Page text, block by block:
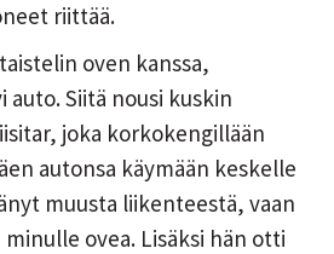
riittää.
oven kanssa,
Siitä nousi kuskin
joka korkokengillään
autonsa käymään keskelle
muusta liikenteestä, vaan
ovea. Lisäksi hän otti